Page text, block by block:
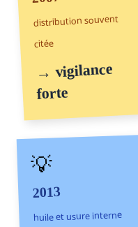
distribution souvent
citée
→ vigilance
forte
💡
2013
huile et usure interne